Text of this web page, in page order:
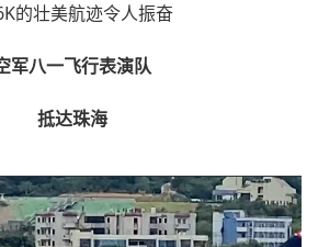
的壮美航迹令人振奋
军八一飞行表演队
抵达珠海